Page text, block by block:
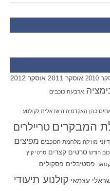
2010 אוסקר 2011 אוסקר 2012
ארבעה כוכבים
כהן האקדמיה הישראלית לקולנוע
המבקרים טריילרים
מוזיקה מלחמת הכוכבים מפיצים
חודש סרטים קצרים סרטי קיץ
פסטיבלים פסקולים
עצמאי קולנוע תיעודי